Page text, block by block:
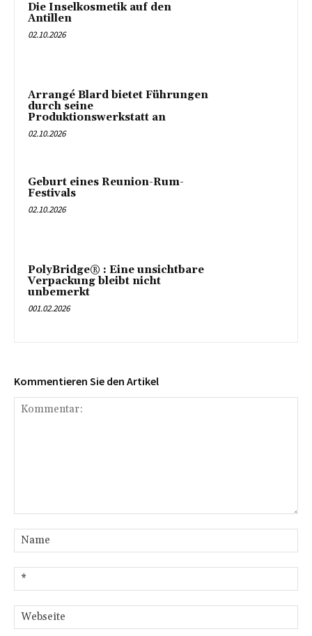
Die Inselkosmetik auf den
Antillen
02.10.2026
Arrangé Blard bietet Führungen
durch seine
Produktionswerkstatt an
02.10.2026
Geburt eines Reunion-Rum-
Festivals
02.10.2026
PolyBridge® : Eine unsichtbare
Verpackung bleibt nicht
unbemerkt
001.02.2026
Kommentieren Sie den Artikel